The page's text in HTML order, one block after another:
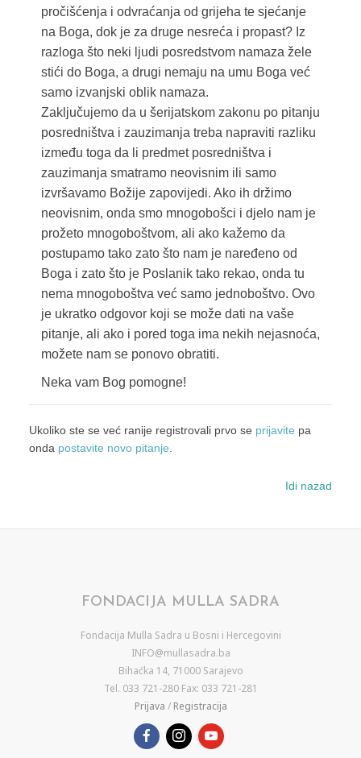
pročišćenja i odvraćanja od grijeha te sjećanje
na Boga, dok je za druge nesreća i propast? Iz
razloga što neki ljudi posredstvom namaza žele
stići do Boga, a drugi nemaju na umu Boga već
samo izvanjski oblik namaza.
Zaključujemo da u šerijatskom zakonu po pitanju
posredništva i zauzimanja treba napraviti razliku
između toga da li predmet posredništva i
zauzimanja smatramo neovisnim ili samo
izvršavamo Božije zapovijedi. Ako ih držimo
neovisnim, onda smo mnogobošci i djelo nam je
prožeto mnogoboštvom, ali ako kažemo da
postupamo tako zato što nam je naređeno od
Boga i zato što je Poslanik tako rekao, onda tu
nema mnogoboštva već samo jednoboštvo. Ovo
je ukratko odgovor koji se može dati na vaše
pitanje, ali ako i pored toga ima nekih nejasnoća,
možete nam se ponovo obratiti.
Neka vam Bog pomogne!
Ukoliko ste se već ranije registrovali prvo se prijavite pa
onda postavite novo pitanje.
Idi nazad
FONDACIJA MULLA SADRA
Fondacija Mulla Sadra u Bosni i Hercegovini
INFO@mullasadra.ba
Bihaćka 14, 71000 Sarajevo
Tel. 033 721-280 Fax: 033 721-281
Prijava / Registracija